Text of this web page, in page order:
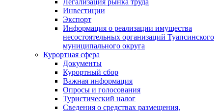
Легализация рынка труда
Инвестиции
Экспорт
Информация о реализации имущества
несостоятельных организаций Туапсинского
муниципального округа
Курортная сфера
Документы
Курортный сбор
Важная информация
Опросы и голосования
Туристический налог
Сведения о средствах размещения,